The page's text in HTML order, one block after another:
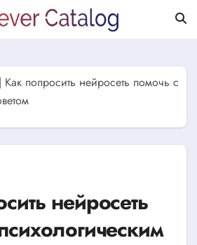
Как попросить нейросеть помочь с
нейросеть